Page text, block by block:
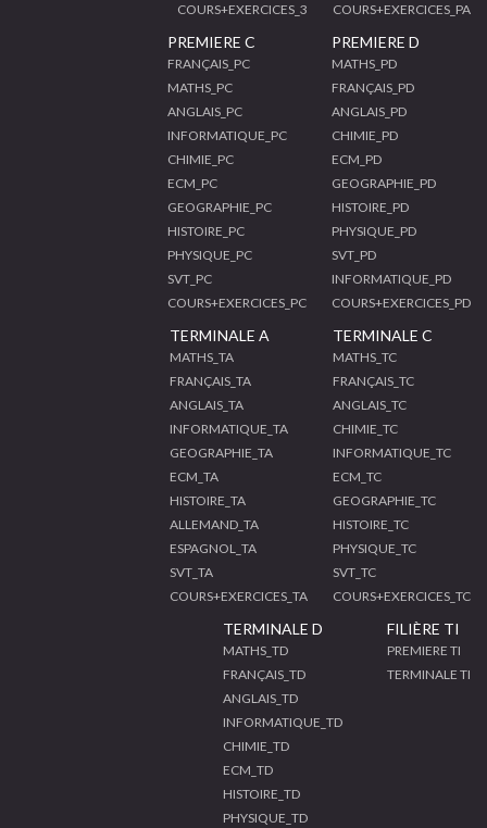
COURS+EXERCICES_3
COURS+EXERCICES_PA
PREMIERE C
FRANÇAIS_PC
MATHS_PC
ANGLAIS_PC
INFORMATIQUE_PC
CHIMIE_PC
ECM_PC
GEOGRAPHIE_PC
HISTOIRE_PC
PHYSIQUE_PC
SVT_PC
COURS+EXERCICES_PC
PREMIERE D
MATHS_PD
FRANÇAIS_PD
ANGLAIS_PD
CHIMIE_PD
ECM_PD
GEOGRAPHIE_PD
HISTOIRE_PD
PHYSIQUE_PD
SVT_PD
INFORMATIQUE_PD
COURS+EXERCICES_PD
TERMINALE A
MATHS_TA
FRANÇAIS_TA
ANGLAIS_TA
INFORMATIQUE_TA
GEOGRAPHIE_TA
ECM_TA
HISTOIRE_TA
ALLEMAND_TA
ESPAGNOL_TA
SVT_TA
COURS+EXERCICES_TA
TERMINALE C
MATHS_TC
FRANÇAIS_TC
ANGLAIS_TC
CHIMIE_TC
INFORMATIQUE_TC
ECM_TC
GEOGRAPHIE_TC
HISTOIRE_TC
PHYSIQUE_TC
SVT_TC
COURS+EXERCICES_TC
TERMINALE D
MATHS_TD
FRANÇAIS_TD
ANGLAIS_TD
INFORMATIQUE_TD
CHIMIE_TD
ECM_TD
HISTOIRE_TD
PHYSIQUE_TD
FILIÈRE TI
PREMIERE TI
TERMINALE TI